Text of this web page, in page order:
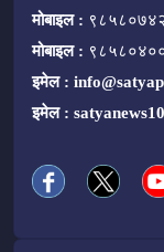
मोबाइल :
मोबाइल :
इमेल :
इमेल :